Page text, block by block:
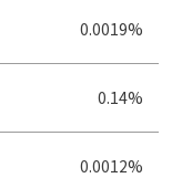
0.0019%
0.14%
0.0012%